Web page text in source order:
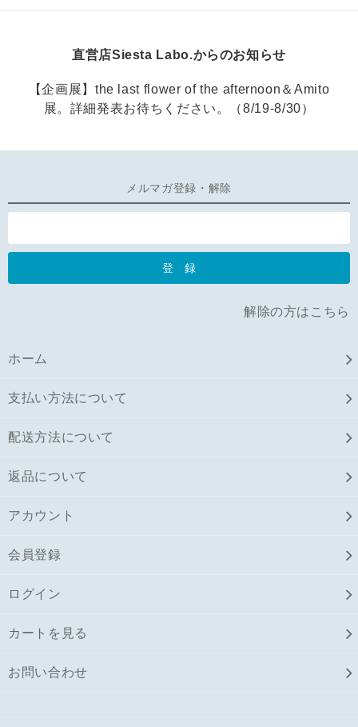
直営店Siesta Labo.からのお知らせ
【企画展】the last flower of the afternoon＆Amito
展。詳細発表お待ちください。（8/19-8/30）
メルマガ登録・解除
解除の方はこちら
ホーム
支払い方法について
配送方法について
返品について
アカウント
会員登録
ログイン
カートを見る
お問い合わせ